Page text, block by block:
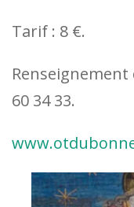
Tarif : 8 €.
60 34 33.